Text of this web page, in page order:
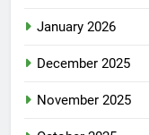
January 2026
December 2025
November 2025